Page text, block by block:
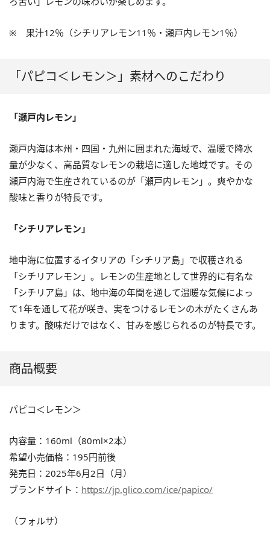
※ 果汁12％（シチリアレモン11％・瀬戸内レモン1％）
「パピコ＜レモン＞」素材へのこだわり
「瀬戸内レモン」
瀬戸内海は本州・四国・九州に囲まれた海域で、温暖で降水
量が少なく、高品質なレモンの栽培に適した地域です。その
瀬戸内海で生産されているのが「瀬戸内レモン」。爽やかな
酸味と香りが特長です。
「シチリアレモン」
地中海に位置するイタリアの「シチリア島」で収穫される
「シチリアレモン」。レモンの生産地として世界的に有名な
「シチリア島」は、地中海の年間を通して温暖な気候によっ
て1年を通して花が咲き、実をつけるレモンの木がたくさんあ
ります。酸味だけではなく、甘みを感じられるのが特長です。
商品概要
パピコ＜レモン＞
内容量：160ml（80ml×2本）
希望小売価格：195円前後
発売日：2025年6月2日（月）
ブランドサイト： https://jp.glico.com/ice/papico/
（フォルサ）